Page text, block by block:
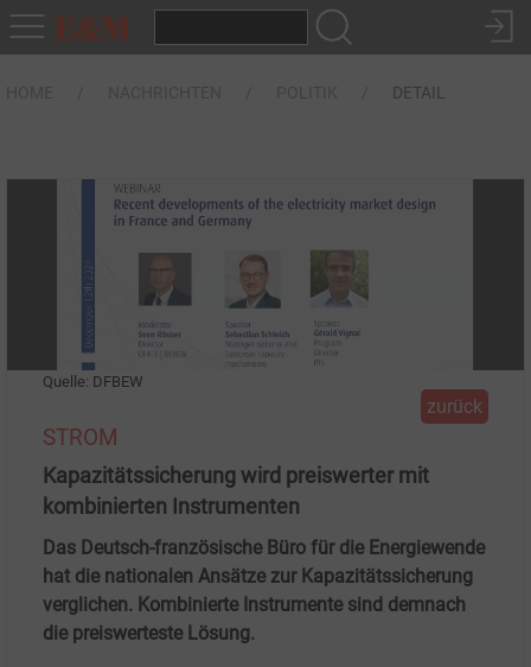
DETAIL
Quelle: DFBEW
zurück
STROM
Kapazitätssicherung wird preiswerter mit
kombinierten Instrumenten
Das Deutsch-französische Büro für die Energiewende
hat die nationalen Ansätze zur Kapazitätssicherung
verglichen. Kombinierte Instrumente sind demnach
die preiswerteste Lösung.